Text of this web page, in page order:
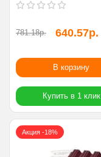
781.18р. 640.57р.
В корзину
Купить в 1 клик
Акция -18%